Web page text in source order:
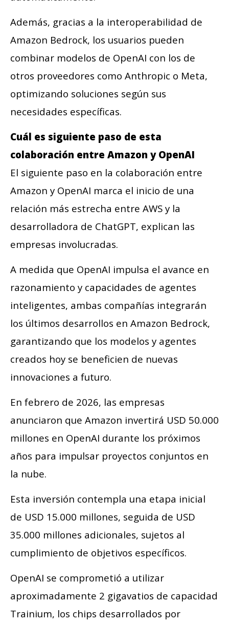
Además, gracias a la interoperabilidad de
Amazon Bedrock, los usuarios pueden
combinar modelos de OpenAI con los de
otros proveedores como Anthropic o Meta,
optimizando soluciones según sus
necesidades específicas.
Cuál es siguiente paso de esta
colaboración entre Amazon y OpenAI
El siguiente paso en la colaboración entre
Amazon y OpenAI marca el inicio de una
relación más estrecha entre AWS y la
desarrolladora de ChatGPT, explican las
empresas involucradas.
A medida que OpenAI impulsa el avance en
razonamiento y capacidades de agentes
inteligentes, ambas compañías integrarán
los últimos desarrollos en Amazon Bedrock,
garantizando que los modelos y agentes
creados hoy se beneficien de nuevas
innovaciones a futuro.
En febrero de 2026, las empresas
anunciaron que Amazon invertirá USD 50.000
millones en OpenAI durante los próximos
años para impulsar proyectos conjuntos en
la nube.
Esta inversión contempla una etapa inicial
de USD 15.000 millones, seguida de USD
35.000 millones adicionales, sujetos al
cumplimiento de objetivos específicos.
OpenAI se comprometió a utilizar
aproximadamente 2 gigavatios de capacidad
Trainium, los chips desarrollados por